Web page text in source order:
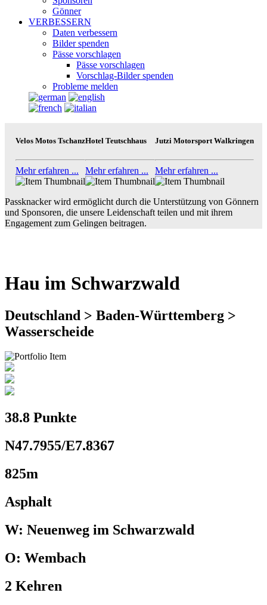
Gönner
VERBESSERN
Daten verbessern
Bilder spenden
Pässe vorschlagen
Pässe vorschlagen
Vorschlag-Bilder spenden
Probleme melden
Velos Motos Tschanz
Mehr erfahren ...
Hotel Teutschhaus
Mehr erfahren ...
Jutzi Motorsport Walkringen
Mehr erfahren ...
Passknacker wird ermöglicht durch die Unterstützung von Gönnern
und Sponsoren, die unsere Leidenschaft teilen und mit ihrem
Engagement zum Gelingen beitragen.
Hau im Schwarzwald
Deutschland > Baden-Württemberg >
Wasserscheide
38.8 Punkte
N47.7955/E7.8367
825m
Asphalt
W: Neuenweg im Schwarzwald
O: Wembach
2 Kehren